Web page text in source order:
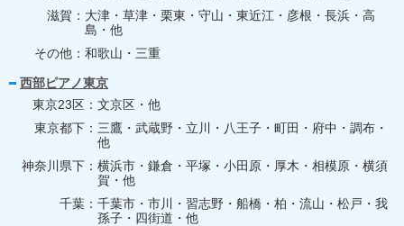
滋賀
大津・草津・栗東・守山・東近江・彦根・長浜・高
島・他
その他
和歌山・三重
西部ピアノ東京
東京23区
文京区・他
東京都下
三鷹・武蔵野・立川・八王子・町田・府中・調布・
他
神奈川県下
横浜市・鎌倉・平塚・小田原・厚木・相模原・横須
賀・他
千葉
千葉市・市川・習志野・船橋・柏・流山・松戸・我
孫子・四街道・他